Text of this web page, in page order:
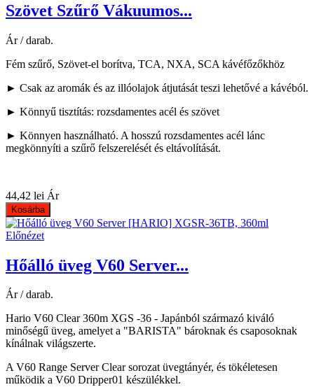
Szövet Szűrő Vákuumos...
Ár / darab.
Fém szűrő, Szövet-el borítva, TCA, NXA, SCA kávéfőzőkhöz
► Csak az aromák és az illóolajok átjutását teszi lehetővé a kávéból.
► Könnyű tisztítás: rozsdamentes acél és szövet
► Könnyen használható. A hosszú rozsdamentes acél lánc
megkönnyíti a szűrő felszerelését és eltávolítását.
44,42 lei Ár
Kosárba
Előnézet
Hőálló üveg V60 Server...
Ár / darab.
Hario V60 Clear 360m XGS -36 - Japánból származó kiváló
minőségű üveg, amelyet a "BARISTA" bároknak és csaposoknak
kínálnak világszerte.
A V60 Range Server Clear sorozat üvegtányér, és tökéletesen
működik a V60 Dripper01 készülékkel.